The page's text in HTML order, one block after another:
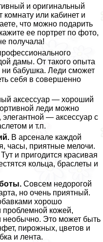
и оригинальный
комнату или кабинет и
что можно подарить
ее портрет по фото,
получала!
дамы. От такого опыта
ни бабушка. Леди сможет
себя в совершенно
аксессуар — хороший
леди можно
— аксессуар с
и т.п.
В арсенале каждой
часы, приятные мелочи.
и пригодится красивая
кольца, браслеты и
Совсем недорогой
но очень приятный.
хорошо
проблемной кожей,
необычно. Это может быть
пирожных, цветов и
и лента.